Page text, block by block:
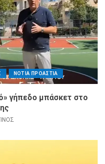
ΝΟΤΙΑ ΠΡΟΑΣΤΙΑ
γήπεδο μπάσκετ στο